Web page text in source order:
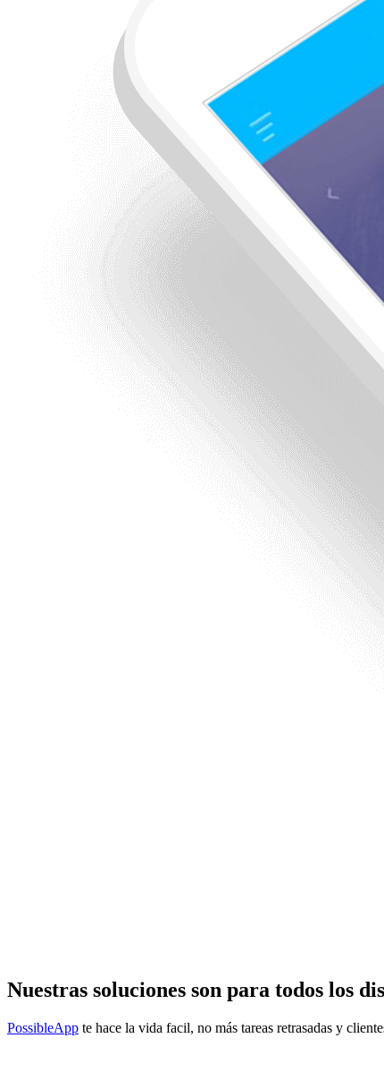
Nuestras soluciones son para todos los
PossibleApp te hace la vida facil, no más tareas retrasadas y